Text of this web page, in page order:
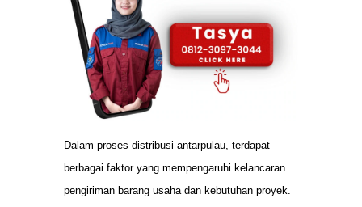
Dalam proses distribusi antarpulau, terdapat
berbagai faktor yang mempengaruhi kelancaran
pengiriman barang usaha dan kebutuhan proyek.